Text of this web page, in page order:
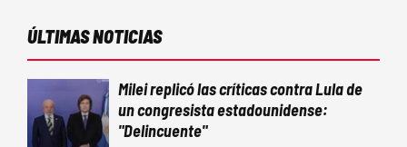
ÚLTIMAS NOTICIAS
Milei replicó las críticas contra Lula de
un congresista estadounidense:
"Delincuente"